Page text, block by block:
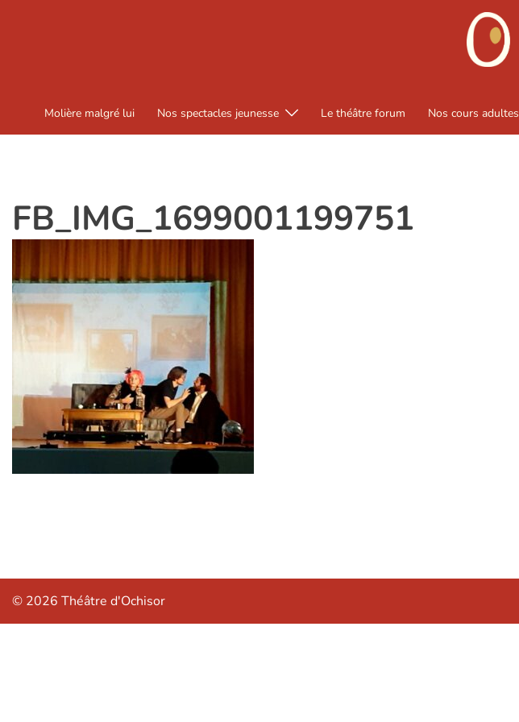
Molière malgré lui Nos spectacles jeunesse Le théâtre forum Nos cours adultes
FB_IMG_1699001199751
© 2026 Théâtre d'Ochisor